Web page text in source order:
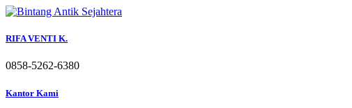
Skip
content
RIFA VENTI K.
0858-5262-6380
Kantor Kami